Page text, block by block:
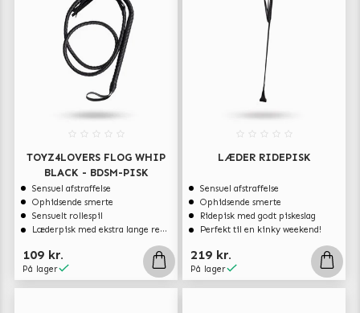
TOYZ4LOVERS FLOG WHIP
BLACK - BDSM-PISK
Sensuel afstraffelse
Ophidsende smerte
Sensuelt rollespil
Læderpisk med ekstra lange remmer
109 kr.
På lager
LÆDER RIDEPISK
Sensuel afstraffelse
Ophidsende smerte
Ridepisk med godt piskeslag
Perfekt til en kinky weekend!
219 kr.
På lager